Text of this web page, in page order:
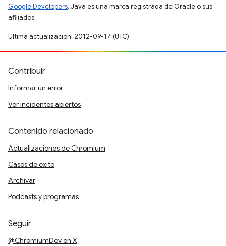
Google Developers. Java es una marca registrada de Oracle o sus
afiliados.
Última actualización: 2012-09-17 (UTC)
Contribuir
Informar un error
Ver incidentes abiertos
Contenido relacionado
Actualizaciones de Chromium
Casos de éxito
Archivar
Podcasts y programas
Seguir
@ChromiumDev en X